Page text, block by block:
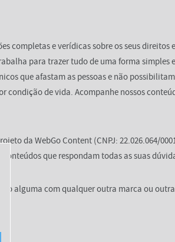
completas e verídicas sobre os seus
para trazer tudo de uma forma simples
que afastam as pessoas e não
condição de vida. Acompanhe nossos
da WebGo Content (CNPJ: 22.026.064/
que respondam todas as suas
alguma com qualquer outra marca ou